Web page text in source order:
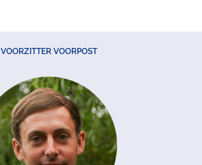
VOORZITTER VOORPOST